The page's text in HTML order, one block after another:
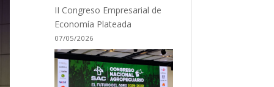
II Congreso Empresarial de
Economía Plateada
07/05/2026